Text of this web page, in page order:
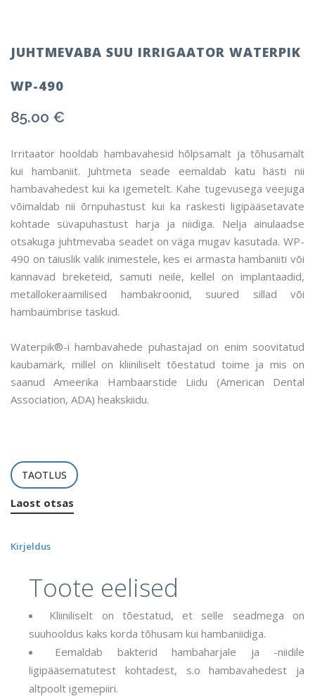
JUHTMEVABA SUU IRRIGAATOR WATERPIK
WP-490
85.00 €
Irritaator hooldab hambavahesid hõlpsamalt ja tõhusamalt
kui hambaniit. Juhtmeta seade eemaldab katu hästi nii
hambavahedest kui ka igemetelt. Kahe tugevusega veejuga
võimaldab nii õrnpuhastust kui ka raskesti ligipääsetavate
kohtade süvapuhastust harja ja niidiga. Nelja ainulaadse
otsakuga juhtmevaba seadet on väga mugav kasutada. WP-
490 on täiuslik valik inimestele, kes ei armasta hambaniiti või
kannavad breketeid, samuti neile, kellel on implantaadid,
metallokeraamilised hambakroonid, suured sillad või
hambaümbrise taskud.
Waterpik®-i hambavahede puhastajad on enim soovitatud
kaubamärk, millel on kliiniliselt tõestatud toime ja mis on
saanud Ameerika Hambaarstide Liidu (American Dental
Association, ADA) heakskiidu.
TAOTLUS
Laost otsas
Kirjeldus
Toote eelised
Kliiniliselt on tõestatud, et selle seadmega on
suuhooldus kaks korda tõhusam kui hambaniidiga.
Eemaldab bakterid hambaharjale ja -niidile
ligipääsematutest kohtadest, s.o hambavahedest ja
altpoolt igemepiiri.